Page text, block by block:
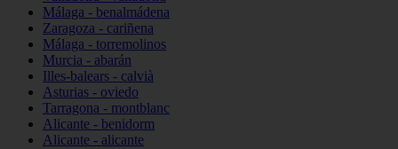
Málaga - benalmádena
Zaragoza - cariñena
Málaga - torremolinos
Murcia - abarán
Illes-balears - calvià
Asturias - oviedo
Tarragona - montblanc
Alicante - benidorm
Alicante - alicante